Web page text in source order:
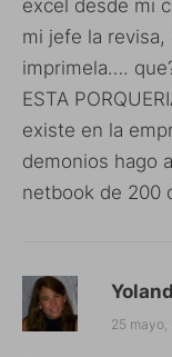
excel desde mi
mi jefe la
imprimela….
ESTA
existe en la
demonios hago
netbook de 200
25 mayo,